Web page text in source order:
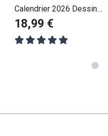
Calendrier 2026 Dessins
Fleurs Esté Macleod
18,99 €